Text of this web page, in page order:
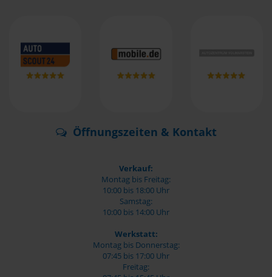
Öffnungszeiten & Kontakt
Verkauf:
Montag bis Freitag:
10:00 bis 18:00 Uhr
Samstag:
10:00 bis 14:00 Uhr
Werkstatt:
Montag bis Donnerstag:
07:45 bis 17:00 Uhr
Freitag: